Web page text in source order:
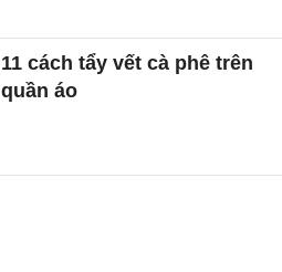
11 cách tẩy vết cà phê trên
quần áo